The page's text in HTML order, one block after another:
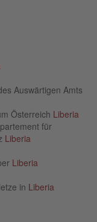
Auswärtigen Amts
Österreich Liberia
für
Liberia
Liberia
in Liberia